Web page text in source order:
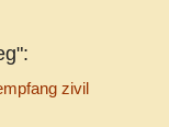
zivil